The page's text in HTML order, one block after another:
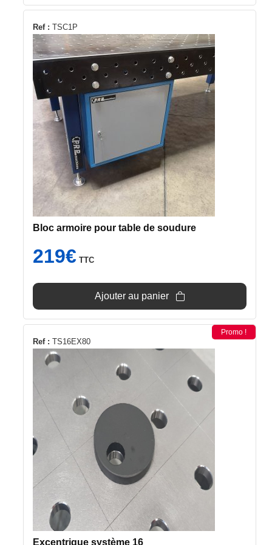
Ref : TSC1P
Bloc armoire pour table de soudure
219€ TTC
Ajouter au panier
Ref : TS16EX80
Promo !
Excentrique système 16